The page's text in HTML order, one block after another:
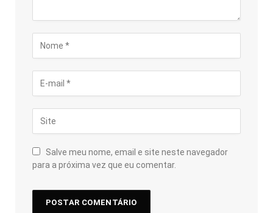
Salve meu nome, email e site neste navegador
para a próxima vez que eu comentar.